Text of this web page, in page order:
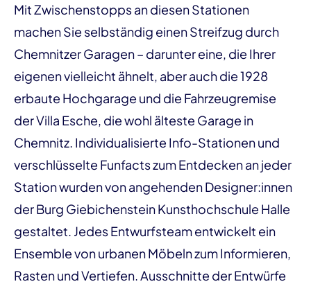
Mit Zwischenstopps an diesen Stationen
machen Sie selbständig einen Streifzug durch
Chemnitzer Garagen – darunter eine, die Ihrer
eigenen vielleicht ähnelt, aber auch die 1928
erbaute Hochgarage und die Fahrzeugremise
der Villa Esche, die wohl älteste Garage in
Chemnitz. Individualisierte Info-Stationen und
verschlüsselte Funfacts zum Entdecken an jeder
Station wurden von angehenden Designer:innen
der Burg Giebichenstein Kunsthochschule Halle
gestaltet. Jedes Entwurfsteam entwickelt ein
Ensemble von urbanen Möbeln zum Informieren,
Rasten und Vertiefen. Ausschnitte der Entwürfe